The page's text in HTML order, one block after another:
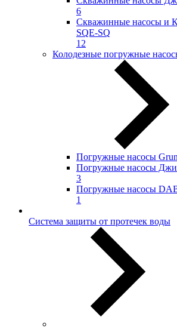
6
Скважинные насосы и
SQE-SQ
12
Колодезные погружные
Погружные насосы
Погружные насосы
3
Погружные насосы
1
Система защиты от протечек воды